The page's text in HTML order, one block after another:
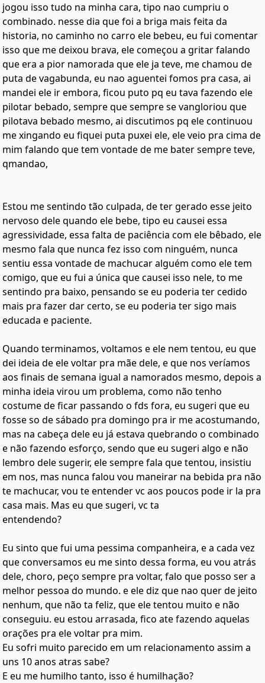
jogou isso tudo na minha cara, tipo nao cumpriu o
combinado. nesse dia que foi a briga mais feita da
historia, no caminho no carro ele bebeu, eu fui comentar
isso que me deixou brava, ele começou a gritar falando
que era a pior namorada que ele ja teve, me chamou de
puta de vagabunda, eu nao aguentei fomos pra casa, ai
mandei ele ir embora, ficou puto pq eu tava fazendo ele
pilotar bebado, sempre que sempre se vangloriou que
pilotava bebado mesmo, ai discutimos pq ele continuou
me xingando eu fiquei puta puxei ele, ele veio pra cima de
mim falando que tem vontade de me bater sempre teve,
qmandao,
Estou me sentindo tão culpada, de ter gerado esse jeito
nervoso dele quando ele bebe, tipo eu causei essa
agressividade, essa falta de paciência com ele bêbado, ele
mesmo fala que nunca fez isso com ninguém, nunca
sentiu essa vontade de machucar alguém como ele tem
comigo, que eu fui a única que causei isso nele, to me
sentindo pra baixo, pensando se eu poderia ter cedido
mais pra fazer dar certo, se eu poderia ter sigo mais
educada e paciente.
Quando terminamos, voltamos e ele nem tentou, eu que
dei ideia de ele voltar pra mãe dele, e que nos veríamos
aos finais de semana igual a namorados mesmo, depois a
minha ideia virou um problema, como não tenho
costume de ficar passando o fds fora, eu sugeri que eu
fosse so de sábado pra domingo pra ir me acostumando,
mas na cabeça dele eu já estava quebrando o combinado
e não fazendo esforço, sendo que eu sugeri algo e não
lembro dele sugerir, ele sempre fala que tentou, insistiu
em nos, mas nunca falou vou maneirar na bebida pra não
te machucar, vou te entender vc aos poucos pode ir la pra
casa mais. Mas eu que sugeri, vc ta
entendendo?
Eu sinto que fui uma pessima companheira, e a cada vez
que conversamos eu me sinto dessa forma, eu vou atrás
dele, choro, peço sempre pra voltar, falo que posso ser a
melhor pessoa do mundo. e ele diz que nao quer de jeito
nenhum, que não ta feliz, que ele tentou muito e não
conseguiu. eu estou arrasada, fico ate fazendo aquelas
orações pra ele voltar pra mim.
Eu sofri muito parecido em um relacionamento assim a
uns 10 anos atras sabe?
E eu me humilho tanto, isso é humilhação?